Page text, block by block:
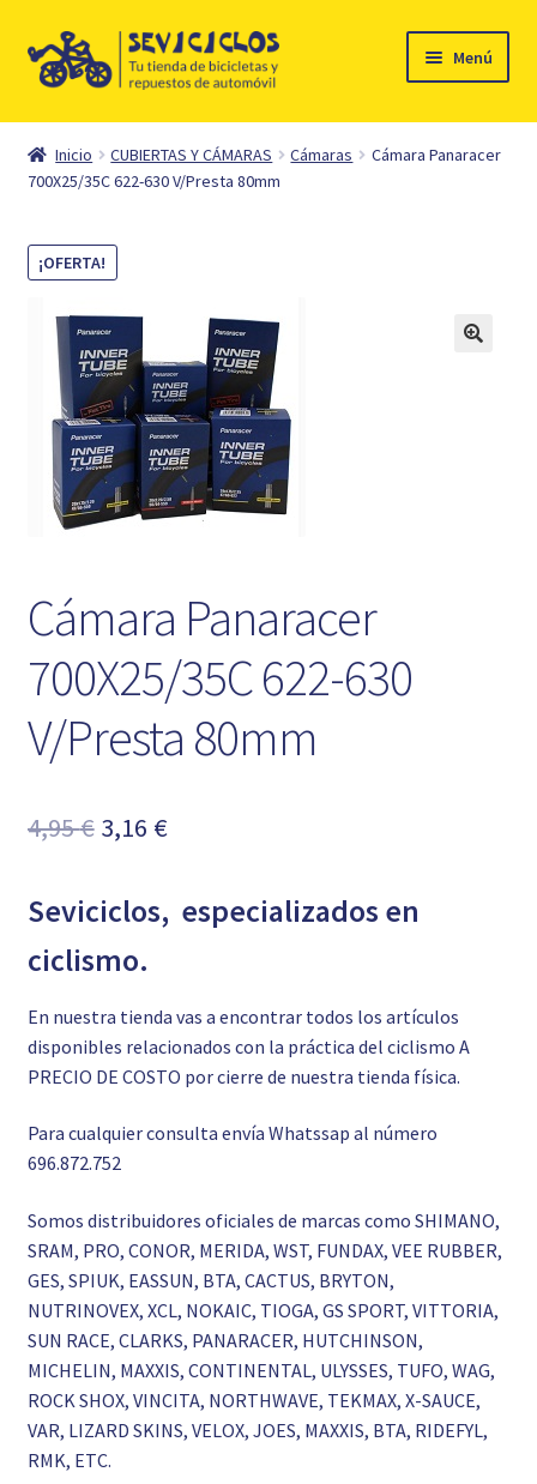
Ir
Ir
al
Menú
Inicio
Ciclismo
Automóvil
Mi cuenta
Contacto
Inicio CUBIERTAS Y CÁMARAS Cámaras
Cámara Panaracer
700X25/35C 622-630 V/Presta 80mm
¡OFERTA!
Cámara Panaracer
700X25/35C 622-630
V/Presta 80mm
4,95€ El
original
era:
3,16 €El
actual
Seviciclos, especializados en
ciclismo.
En nuestra tienda vas a encontrar todos los artículos
disponibles relacionados con la práctica del ciclismo A
PRECIO DE COSTO por cierre de nuestra tienda física.
Para cualquier consulta envía Whatssap al número
696.872.752
Somos distribuidores oficiales de marcas como SHIMANO,
SRAM, PRO, CONOR, MERIDA, WST, FUNDAX, VEE RUBBER,
GES, SPIUK, EASSUN, BTA, CACTUS, BRYTON,
NUTRINOVEX, XCL, NOKAIC, TIOGA, GS SPORT, VITTORIA,
SUN RACE, CLARKS, PANARACER, HUTCHINSON,
MICHELIN, MAXXIS, CONTINENTAL, ULYSSES, TUFO, WAG,
ROCK SHOX, VINCITA, NORTHWAVE, TEKMAX, X-SAUCE,
VAR, LIZARD SKINS, VELOX, JOES, MAXXIS, BTA, RIDEFYL,
RMK, ETC.